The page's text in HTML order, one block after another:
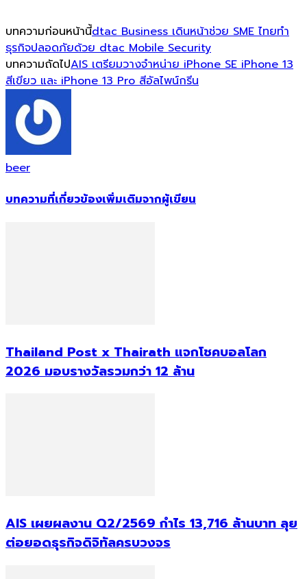
บทความก่อนหน้านี้dtac Business เดินหน้าช่วย SME ไทยทำ
ธุรกิจปลอดภัยด้วย dtac Mobile Security
บทความถัดไปAIS เตรียมวางจำหน่าย iPhone SE iPhone 13
สีเขียว และ iPhone 13 Pro สีอัลไพน์กรีน
beer
บทความที่เกี่ยวข้องเพิ่มเติมจากผู้เขียน
Thailand Post x Thairath แจกโชคบอลโลก
2026 มอบรางวัลรวมกว่า 12 ล้าน
AIS เผยผลงาน Q2/2569 กำไร 13,716 ล้านบาท ลุย
ต่อยอดธุรกิจดิจิทัลครบวงจร